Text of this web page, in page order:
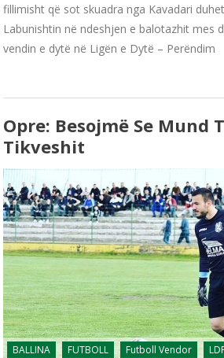
fillimisht që sot skuadra nga Kavadari
Labunishtin në ndeshjen e balotazhit mes
vendin e dytë në Ligën e Dytë – Perëndim
Opre: Besojmë Se Mund
Tikveshit
BALLINA FUTBOLL Futboll Vendor